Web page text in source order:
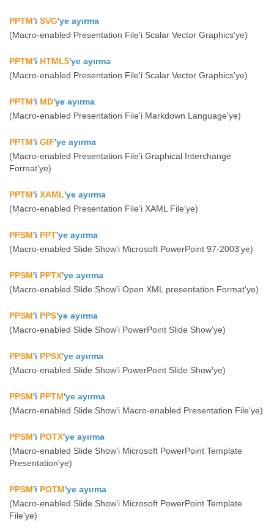
PPTM'i SVG'ye ayırma
(Macro-enabled Presentation File'i Scalar Vector Graphics'ye)
PPTM'i HTML5'ye ayırma
(Macro-enabled Presentation File'i Scalar Vector Graphics'ye)
PPTM'i MD'ye ayırma
(Macro-enabled Presentation File'i Markdown Language'ye)
PPTM'i GIF'ye ayırma
(Macro-enabled Presentation File'i Graphical Interchange
Format'ye)
PPTM'i XAML'ye ayırma
(Macro-enabled Presentation File'i XAML File'ye)
PPSM'i PPT'ye ayırma
(Macro-enabled Slide Show'i Microsoft PowerPoint 97-2003'ye)
PPSM'i PPTX'ye ayırma
(Macro-enabled Slide Show'i Open XML presentation Format'ye)
PPSM'i PPS'ye ayırma
(Macro-enabled Slide Show'i PowerPoint Slide Show'ye)
PPSM'i PPSX'ye ayırma
(Macro-enabled Slide Show'i PowerPoint Slide Show'ye)
PPSM'i PPTM'ye ayırma
(Macro-enabled Slide Show'i Macro-enabled Presentation File'ye)
PPSM'i POTX'ye ayırma
(Macro-enabled Slide Show'i Microsoft PowerPoint Template
Presentation'ye)
PPSM'i POTM'ye ayırma
(Macro-enabled Slide Show'i Microsoft PowerPoint Template
File'ye)